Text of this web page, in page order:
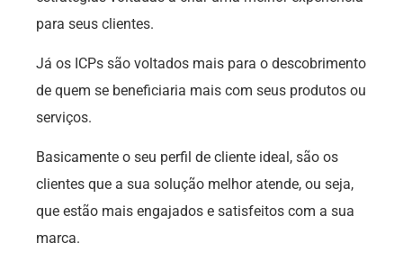
para seus clientes.
Já os ICPs são voltados mais para o descobrimento
de quem se beneficiaria mais com seus produtos ou
serviços.
Basicamente o seu perfil de cliente ideal, são os
clientes que a sua solução melhor atende, ou seja,
que estão mais engajados e satisfeitos com a sua
marca.